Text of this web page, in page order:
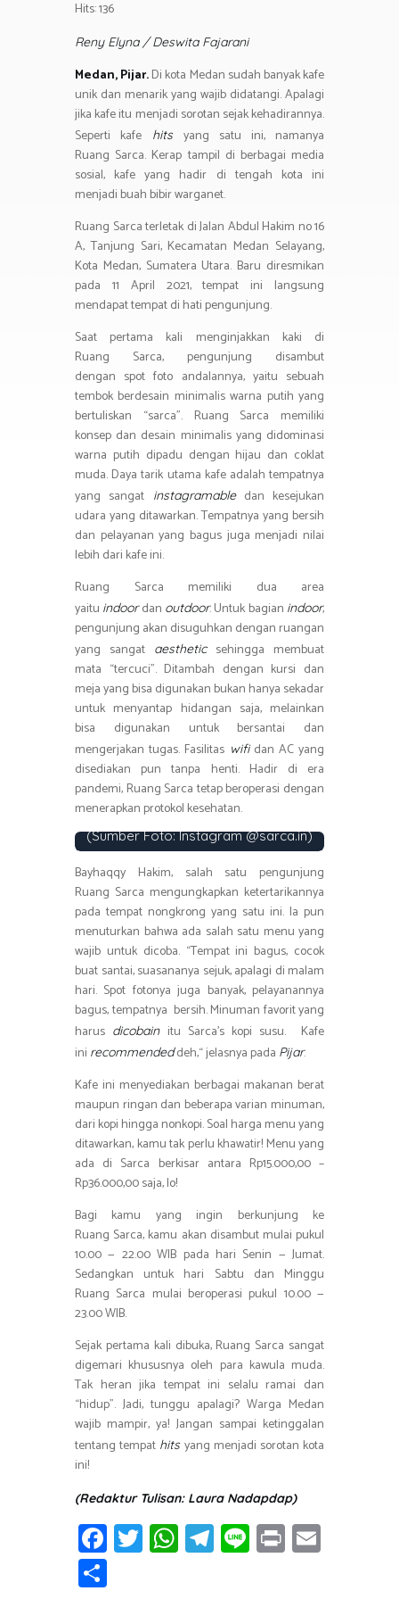
o
ok A
p
p
a
m
ar
e
Hits: 136
Reny Elyna / Deswita Fajarani
Medan, Pijar.Di kota Medan sudah banyak kafe
unik dan menarik yang wajib didatangi. Apalagi
jika kafe itu menjadi sorotan sejak kehadirannya.
Seperti kafe hitsyang satu ini, namanya
Ruang Sarca. Kerap tampil di berbagai media
sosial, kafe yang hadir di tengah kota ini
menjadi buah bibir warganet.
Ruang Sarca terletak di Jalan Abdul Hakim no 16
A, Tanjung Sari, Kecamatan Medan Selayang,
Kota Medan, Sumatera Utara. Baru diresmikan
pada 11 April 2021, tempat ini langsung
mendapat tempat di hati pengunjung.
Saat pertama kali menginjakkan kaki di
Ruang Sarca, pengunjung disambut
dengan spot foto andalannya, yaitu sebuah
tembok berdesain minimalis warna putih yang
bertuliskan “sarca”. Ruang Sarca memiliki
konsep dan desain minimalis yang didominasi
warna putih dipadu dengan hijau dan coklat
muda. Daya tarik utama kafe adalah tempatnya
yang sangat
instagramabledan kesejukan
udara yang ditawarkan. Tempatnya yang bersih
dan pelayanan yang bagus juga menjadi nilai
lebih dari kafe ini.
Ruang Sarca memiliki dua area
yaitu indoordan outdoor. Untuk bagian indoor,
pengunjung akan disuguhkan dengan ruangan
yang sangat
aestheticsehingga membuat
mata “tercuci”. Ditambah dengan kursi dan
meja yang bisa digunakan bukan hanya sekadar
untuk menyantap hidangan saja, melainkan
bisa digunakan untuk bersantai dan
mengerjakan tugas. Fasilitas wifidan AC yang
disediakan pun tanpa henti. Hadir di era
pandemi, Ruang Sarca tetap beroperasi dengan
menerapkan protokol kesehatan.
Salah satu menu di Ruang Sarca.
(Sumber Foto: Instagram @sarca.in)
Bayhaqqy Hakim, salah satu pengunjung
Ruang Sarca mengungkapkan ketertarikannya
pada tempat nongkrong yang satu ini. Ia pun
menuturkan bahwa ada salah satu menu yang
wajib untuk dicoba. “Tempat ini bagus, cocok
buat santai, suasananya sejuk, apalagi di malam
hari. Spot fotonya juga banyak, pelayanannya
bagus, tempatnya bersih. Minuman favorit yang
harus dicobainitu Sarca’s kopi susu. Kafe
ini recommendeddeh,“ jelasnya pada Pijar.
Kafe ini menyediakan berbagai makanan berat
maupun ringan dan beberapa varian minuman,
dari kopi hingga nonkopi. Soal harga menu yang
ditawarkan, kamu tak perlu khawatir! Menu yang
ada di Sarca berkisar antara Rp15.000,00 –
Rp36.000,00 saja, lo!
Bagi kamu yang ingin berkunjung ke
Ruang Sarca, kamu akan disambut mulai pukul
10.00 — 22.00 WIB pada hari Senin — Jumat.
Sedangkan untuk hari Sabtu dan Minggu
Ruang Sarca mulai beroperasi pukul 10.00 —
23.00 WIB.
Sejak pertama kali dibuka, Ruang Sarca sangat
digemari khususnya oleh para kawula muda.
Tak heran jika tempat ini selalu ramai dan
“hidup”. Jadi, tunggu apalagi? Warga Medan
wajib mampir, ya! Jangan sampai ketinggalan
tentang tempat hitsyang menjadi sorotan kota
ini!
(Redaktur Tulisan: Laura Nadapdap)
Fa
ce
T
wi
W
h
T
el
Li
n
Pr
in